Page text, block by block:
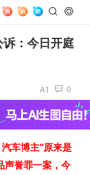
：今日开庭
0
车博主“原来是
声誉罪一案，今